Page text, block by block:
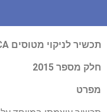
תכשיר לניקוי מטוסים EUCA
חלק מספר 2015
מפרט